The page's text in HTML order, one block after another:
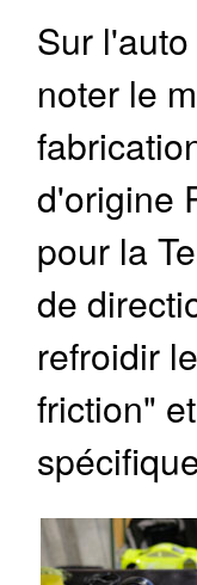
Sur
noter le
d'origine
pour la
de
refroidir
friction"